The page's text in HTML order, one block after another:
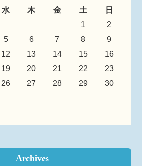
水 木 金 土
日
1
2
5 6 7 8
9
12 13 14 15
16
19 20 21 22
23
26 27 28 29
30
Archives